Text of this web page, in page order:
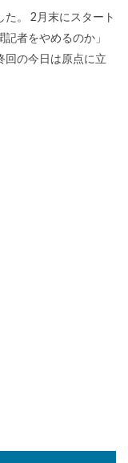
。 2月末にスタート
者をやめるのか」
回の今日は原点に立